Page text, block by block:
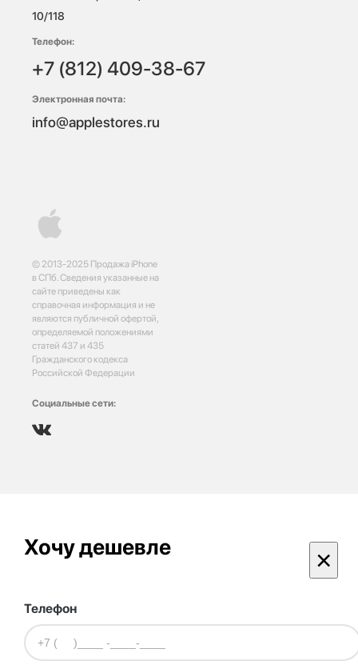
© 2013-2025 Продажа iPhone
в СПб. Сведения указанные на
сайте приведены как
справочная информация и не
являются публичной офертой,
определяемой положениями
статей 437 и 435
Гражданского кодекса
Российской Федерации
Социальные сети:
10/118
Телефон:
+7 (812) 409-38-67
Электронная почта:
info@applestores.ru
Хочу дешевле ×
Телефон